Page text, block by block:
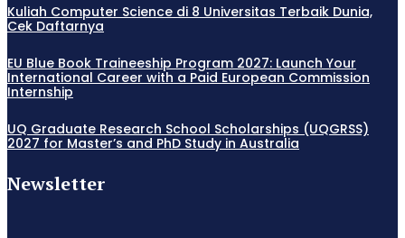
Kuliah Computer Science di 8 Universitas Terbaik Dunia,
Cek Daftarnya
EU Blue Book Traineeship Program 2027: Launch Your
International Career with a Paid European Commission
Internship
UQ Graduate Research School Scholarships (UQGRSS)
2027 for Master’s and PhD Study in Australia
Newsletter